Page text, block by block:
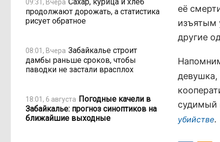
09:31, Вчера
продолжают дорожать, а статистика
рисует обратное
08:01, Вчера Забайкалье строит
дамбы раньше сроков, чтобы
паводки не застали врасплох
18:01, 6 августа Погодные качели в
Забайкалье: прогноз синоптиков на
ближайшие выходные
её
изъятым
другие
девушка,
судимый
убийстве.